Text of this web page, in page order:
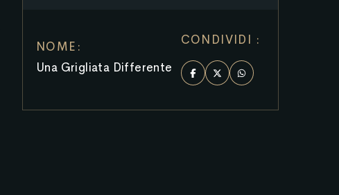
NOME:
Una Grigliata Differente
CONDIVIDI :